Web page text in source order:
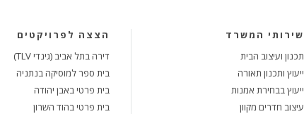
הצצה לפרויקטים
דירה בתל אביב (גינדי TLV)
בית ספר למוסיקה בנתניה
בית פרטי באבן יהודה
בית פרטי בהוד השרון
שירותי המשרד
תכנון ועיצוב הבית
ייעוץ ותכנון תאורה
ייעוץ בבחירת אמנות
עיצוב חדרים מקוון